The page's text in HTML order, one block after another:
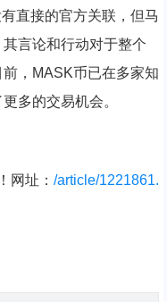
直接的官方关联，但马
言论和行动对于整个
，MASK币已在多家知
多的交易机会。
网址： /article/1221861.